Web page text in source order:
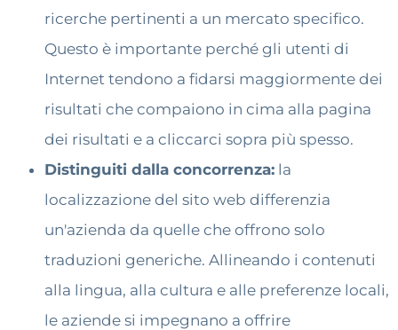
ricerche pertinenti a un mercato specifico.
Questo è importante perché gli utenti di
Internet tendono a fidarsi maggiormente dei
risultati che compaiono in cima alla pagina
dei risultati e a cliccarci sopra più spesso.
Distinguiti dalla concorrenza: la
localizzazione del sito web differenzia
un'azienda da quelle che offrono solo
traduzioni generiche. Allineando i contenuti
alla lingua, alla cultura e alle preferenze locali,
le aziende si impegnano a offrire